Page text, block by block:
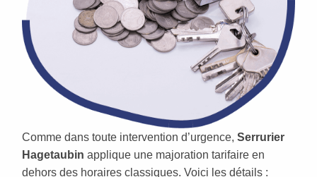
Comme dans toute intervention d’urgence, Serrurier
Hagetaubin applique une majoration tarifaire en
dehors des horaires classiques. Voici les détails :